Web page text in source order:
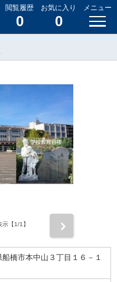
閲覧履歴
0
お気に入り
0
メニュー
示【1/1】
船橋市本中山３丁目１６－１